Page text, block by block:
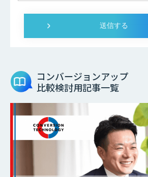
コンバージョンアップ
比較検討用記事一覧